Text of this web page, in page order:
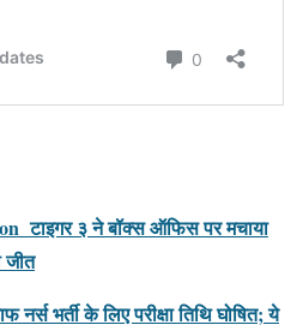
टाइगर ३ ने बॉक्स ऑफिस पर मचाया
जीत
भर्ती के लिए परीक्षा तिथि घोषित; ये